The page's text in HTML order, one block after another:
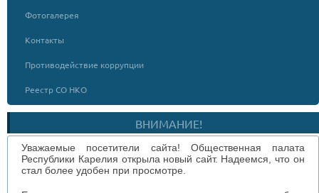
Фотогалерея
Контакты
Противодействие коррупции
Реестр СО НКО
ВНИМАНИЕ!
Уважаемые посетители сайта! Общественная палата
Республики Карелия открыла новый сайт. Надеемся, что он
стал более удобен при просмотре.